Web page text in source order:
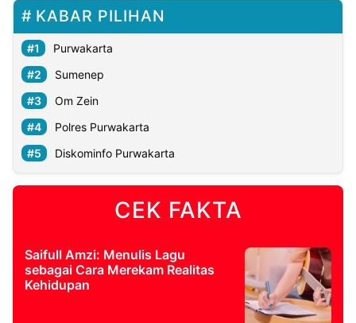
KABAR PILIHAN
Purwakarta
Sumenep
Om Zein
Polres Purwakarta
Diskominfo Purwakarta
CEK FAKTA
Saifull Amzi: Menulis Lagu
sebagai Cara Merekam Realitas
Kehidupan